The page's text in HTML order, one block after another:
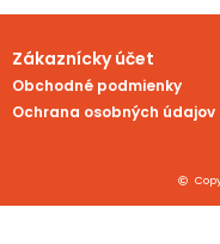
Zákaznícky účet
Obchodné podmienky
Ochrana osobných údajov